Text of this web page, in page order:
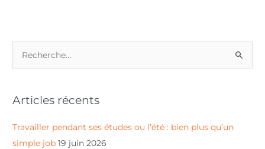
h
Articles récents
Travailler pendant ses études ou l’été : bien plus qu’un
simple job 19 juin 2026